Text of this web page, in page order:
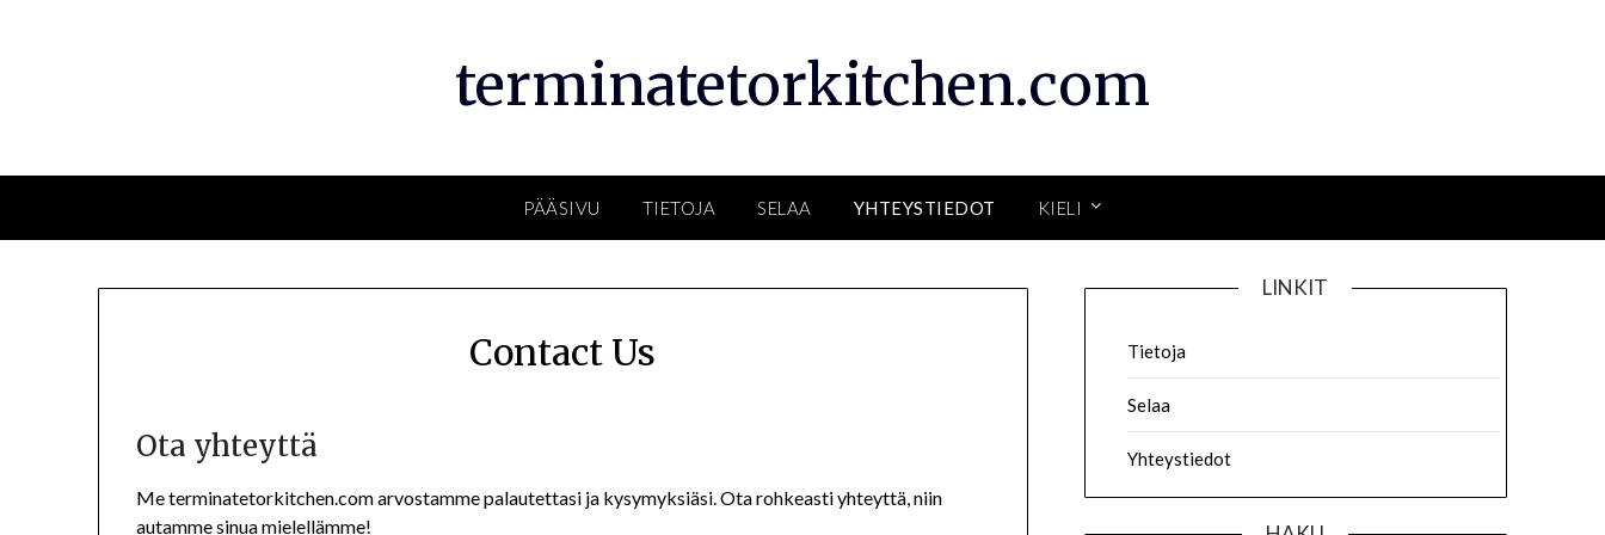
terminatetorkitchen.com
PÄÄSIVU TIETOJA SELAA YHTEYSTIEDOT KIELI
Contact Us
Ota yhteyttä
Me terminatetorkitchen.com arvostamme palautettasi ja kysymyksiäsi. Ota rohkeasti yhteyttä, niin
autamme sinua mielellämme!
LINKIT
Tietoja
Selaa
Yhteystiedot